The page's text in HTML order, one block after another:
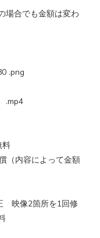
場合でも金額は変わ
.png
.mp4
料
（内容によって金額
映像2箇所を1回修